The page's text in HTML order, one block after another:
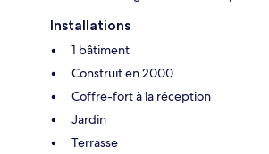
Installations
1 bâtiment
Construit en 2000
Coffre-fort à la réception
Jardin
Terrasse